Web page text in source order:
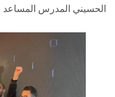
الحسيني المدرس المساعد